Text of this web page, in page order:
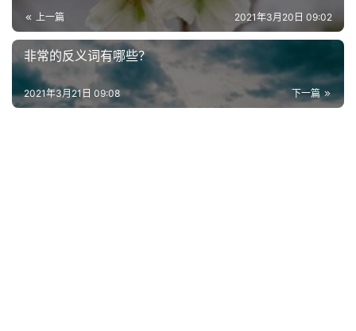
贺
词
网
注册
上一篇 2021年3月20日 09:02
非常的反义词有哪些？
下一篇
2021年3月21日 09:08